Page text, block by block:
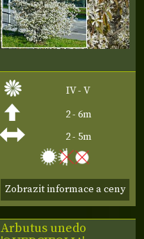
IV - V
2 - 6m
2 - 5m
Zobrazit informace a ceny
Arbutus unedo